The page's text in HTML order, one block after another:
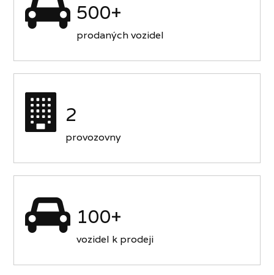
500+
prodaných vozidel
2
provozovny
100+
vozidel k prodeji